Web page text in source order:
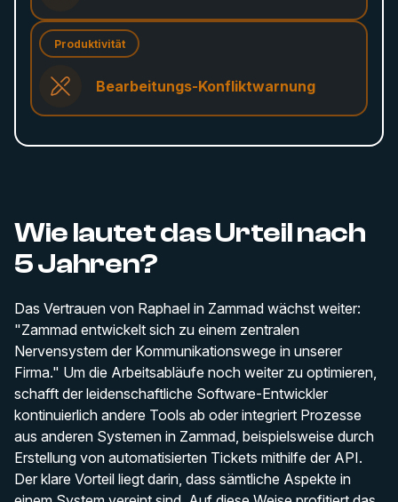
Produktivität
Bearbeitungs-Konfliktwarnung
Wie lautet das Urteil nach
5 Jahren?
Das Vertrauen von Raphael in Zammad wächst weiter:
"Zammad entwickelt sich zu einem zentralen
Nervensystem der Kommunikationswege in unserer
Firma." Um die Arbeitsabläufe noch weiter zu optimieren,
schafft der leidenschaftliche Software-Entwickler
kontinuierlich andere Tools ab oder integriert Prozesse
aus anderen Systemen in Zammad, beispielsweise durch
Erstellung von automatisierten Tickets mithilfe der API.
Der klare Vorteil liegt darin, dass sämtliche Aspekte in